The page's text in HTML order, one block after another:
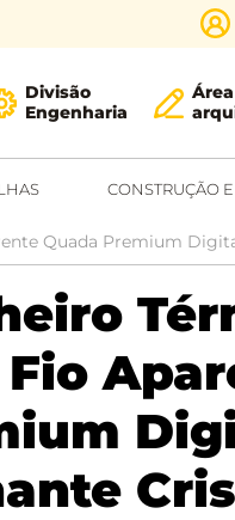
Divisão
Engenharia
CONSTRUÇÃO
Quada Premium